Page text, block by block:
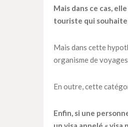
Mais dans ce cas,
touriste qui souhaite
Mais dans cette
organisme de
En outre, cette
Enfin, si une